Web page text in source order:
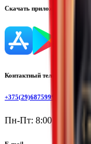
Скачать приложение
Контактный телефон
+375(29)6875999
Пн-Пт: 8:00 - 17:00